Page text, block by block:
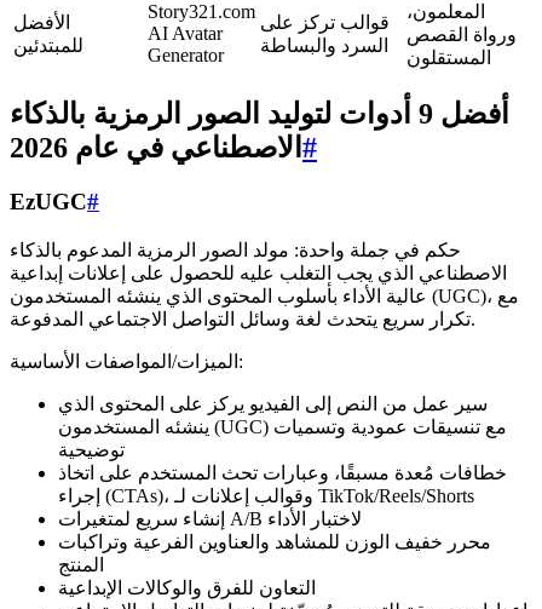
الأفضل
للمبتدئين
Story321.com
AI Avatar
Generator
قوالب تركز على
السرد والبساطة
المعلمون،
ورواة القصص
المستقلون
أفضل 9 أدوات لتوليد الصور الرمزية بالذكاء
الاصطناعي في عام 2026 #
EzUGC#
حكم في جملة واحدة: مولد الصور الرمزية المدعوم بالذكاء
الاصطناعي الذي يجب التغلب عليه للحصول على إعلانات إبداعية
عالية الأداء بأسلوب المحتوى الذي ينشئه المستخدمون (UGC)، مع
تكرار سريع يتحدث لغة وسائل التواصل الاجتماعي المدفوعة.
الميزات/المواصفات الأساسية:
سير عمل من النص إلى الفيديو يركز على المحتوى الذي
ينشئه المستخدمون (UGC) مع تنسيقات عمودية وتسميات
توضيحية
خطافات مُعدة مسبقًا، وعبارات تحث المستخدم على اتخاذ
إجراء (CTAs)، وقوالب إعلانات لـ TikTok/Reels/Shorts
إنشاء سريع لمتغيرات A/B لاختبار الأداء
محرر خفيف الوزن للمشاهد والعناوين الفرعية وتراكبات
المنتج
التعاون للفرق والوكالات الإبداعية